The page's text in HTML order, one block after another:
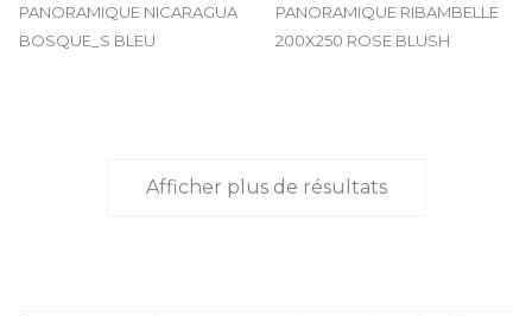
PANORAMIQUE NICARAGUA
BOSQUE_S BLEU
PANORAMIQUE RIBAMBELLE
200X250 ROSE BLUSH
Afficher plus de résultats